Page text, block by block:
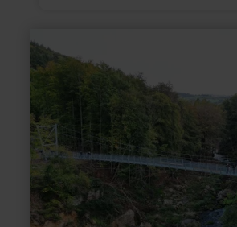
savoir
sur
:
Hängebrücke
über
die
Irreler
Wasserfälle